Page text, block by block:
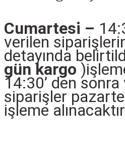
Cumartesi –
verilen
detayında
gün kargo
14:30’ den sonra
siparişler
işleme